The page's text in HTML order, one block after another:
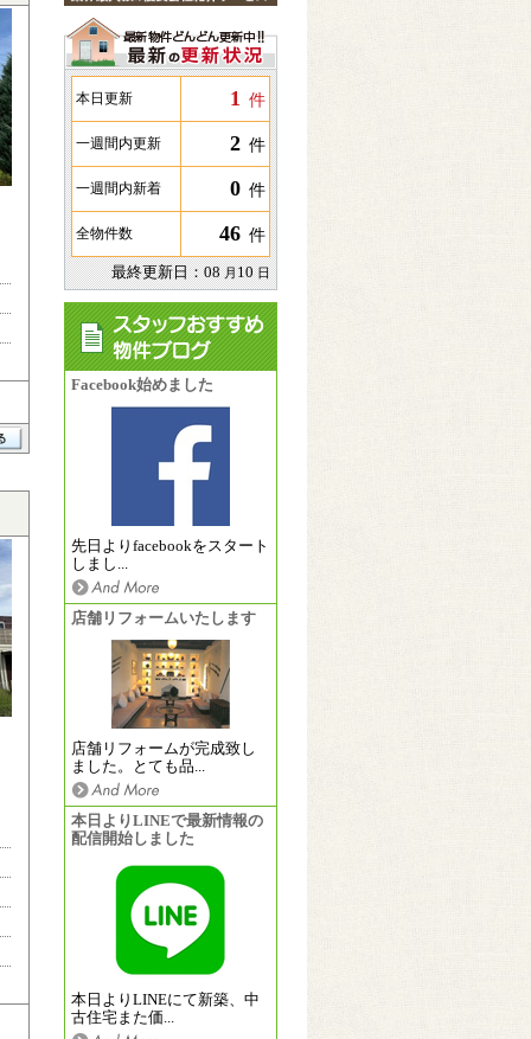
本日更新 1 件
一週間内更新 2 件
一週間内新着 0 件
全物件数 46 件
最終更新日：08 月10 日
Facebook始めました
先日よりfacebookをスタート
しまし...
店舗リフォームいたします
店舗リフォームが完成致し
ました。とても品...
本日よりLINEで最新情報の
配信開始しました
本日よりLINEにて新築、中
古住宅また価...